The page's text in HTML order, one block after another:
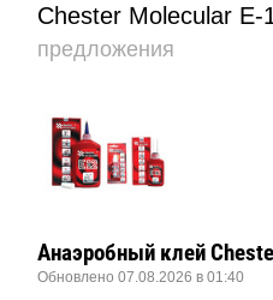
Chester Molecular E-
предложения
Анаэробный клей
Обновлено 07.08.2026 в 01:40